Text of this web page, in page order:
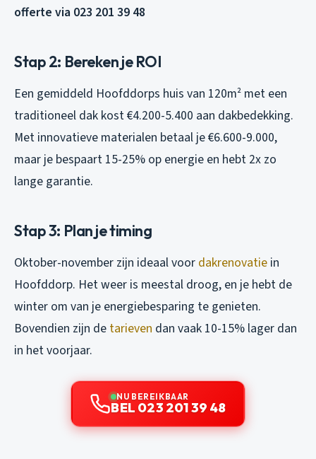
offerte via 023 201 39 48
Stap 2: Bereken je ROI
Een gemiddeld Hoofddorps huis van 120m² met een
traditioneel dak kost €4.200-5.400 aan dakbedekking.
Met innovatieve materialen betaal je €6.600-9.000,
maar je bespaart 15-25% op energie en hebt 2x zo
lange garantie.
Stap 3: Plan je timing
Oktober-november zijn ideaal voor dakrenovatie in
Hoofddorp. Het weer is meestal droog, en je hebt de
winter om van je energiebesparing te genieten.
Bovendien zijn de tarieven dan vaak 10-15% lager dan
in het voorjaar.
NU BEREIKBAAR
BEL 023 201 39 48